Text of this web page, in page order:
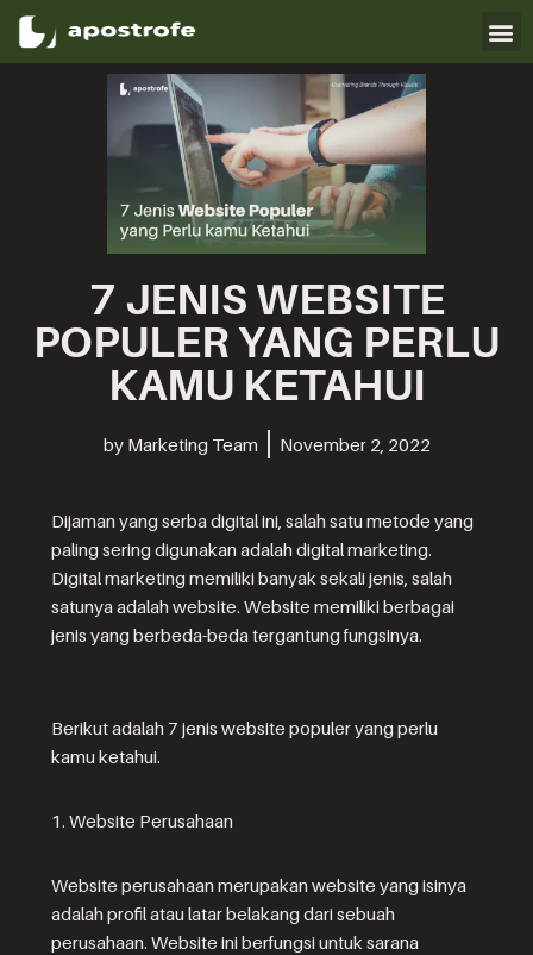
Skip
7 JENIS WEBSITE
POPULER YANG PERLU
KAMU KETAHUI
by Marketing Team November 2, 2022
Dijaman yang serba digital ini, salah satu metode yang
paling sering digunakan adalah digital marketing.
Digital marketing memiliki banyak sekali jenis, salah
satunya adalah website. Website memiliki berbagai
jenis yang berbeda-beda tergantung fungsinya.
Berikut adalah 7 jenis website populer yang perlu
kamu ketahui.
1. Website Perusahaan
Website perusahaan merupakan website yang isinya
adalah profil atau latar belakang dari sebuah
perusahaan. Website ini berfungsi untuk sarana